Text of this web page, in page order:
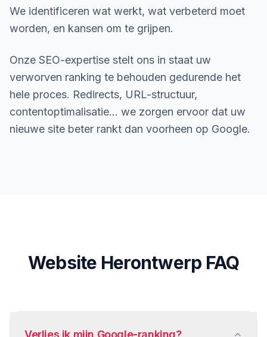
We identificeren wat werkt, wat verbeterd moet
worden, en kansen om te grijpen.
Onze SEO-expertise stelt ons in staat uw
verworven ranking te behouden gedurende het
hele proces. Redirects, URL-structuur,
contentoptimalisatie... we zorgen ervoor dat uw
nieuwe site beter rankt dan voorheen op Google.
Website Herontwerp FAQ
Verlies ik mijn Google-ranking?